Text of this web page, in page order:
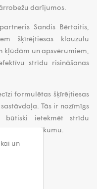
darījumos.
Sandis Bērtaitis,
šķīrējtiesas klauzulu
un apsvērumiem,
strīdu risināšanas
formulētas šķīrējtiesas
Tās ir nozīmīgs
būtiski ietekmēt strīdu
un iznākumu.
un